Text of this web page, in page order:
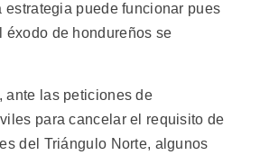
estrategia puede funcionar pues
éxodo de hondureños se
ante las peticiones de
para cancelar el requisito de
del Triángulo Norte, algunos